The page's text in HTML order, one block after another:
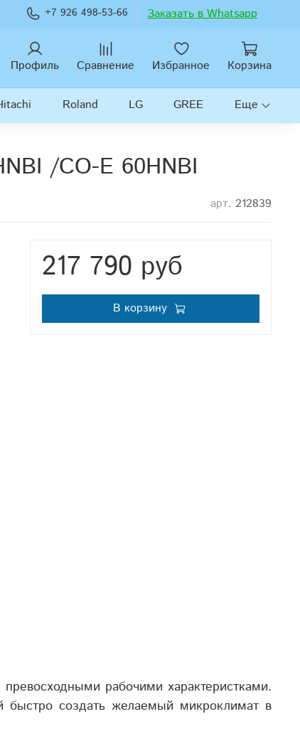
+7 926 498-53-66 Заказать в Whatsapp
Профиль Сравнение Избранное Корзина
Roland LG GREE
Еще
/CO-E 60HNBI
арт. 212839
217 790 руб
В корзину
превосходными рабочими характеристками.
создать желаемый микроклимат в